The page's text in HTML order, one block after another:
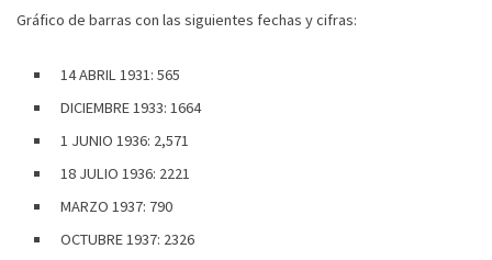
Gráfico de barras con las siguientes fechas y cifras:
14 ABRIL 1931: 565
DICIEMBRE 1933: 1664
1 JUNIO 1936: 2,571
18 JULIO 1936: 2221
MARZO 1937: 790
OCTUBRE 1937: 2326